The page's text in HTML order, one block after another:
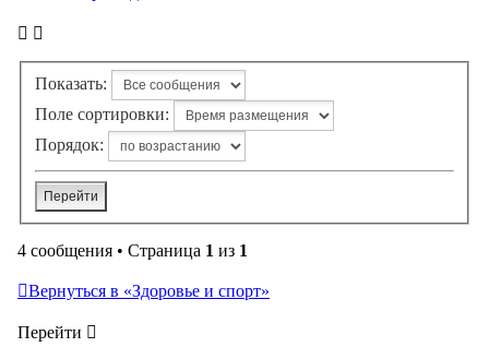
Показать:
Поле сортировки:
Порядок:
4 сообщения • Страница 1 из 1
Вернуться в «Здоровье и спорт»
Перейти